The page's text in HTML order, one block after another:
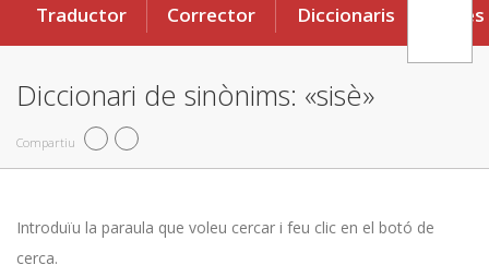
Traductor Corrector Diccionaris Eines
Diccionari de sinònims: «sisè»
Compartiu
Introduïu la paraula que voleu cercar i feu clic en el botó de
cerca.